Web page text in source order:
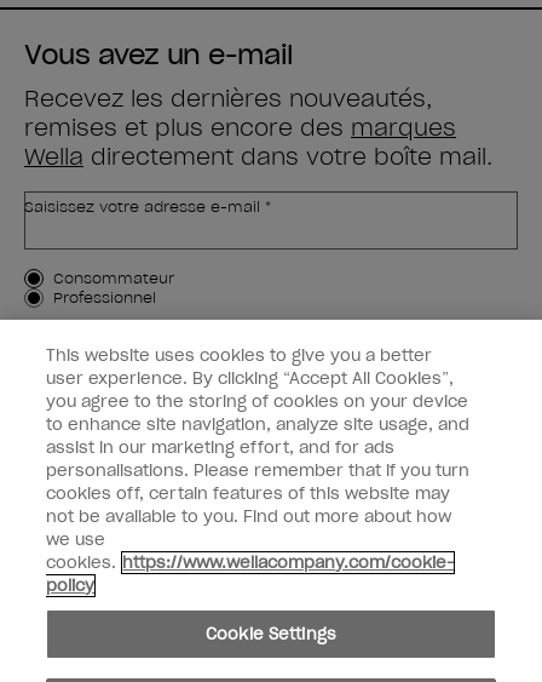
Vous avez un e-mail
Recevez les dernières nouveautés,
remises et plus encore des marques
Wella directement dans votre boîte mail.
Saisissez votre adresse e-mail *
Type de client
Consommateur
Professionnel
M'INSCRIRE
Informations clients
OPI & vous
instagramfacebook
Copyright 2026, Wella Operations US LLC. Tous droits réservés.
This website uses cookies to give you a better
user experience. By clicking “Accept All Cookies”,
you agree to the storing of cookies on your device
to enhance site navigation, analyze site usage, and
assist in our marketing effort, and for ads
personalisations. Please remember that if you turn
cookies off, certain features of this website may
not be available to you. Find out more about how
we use
cookies. https://www.wellacompany.com/cookie-
policy
Cookie Settings